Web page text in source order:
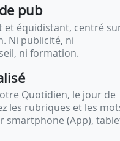
pub
et équidistant, centré
Ni publicité, ni
ni formation.
Quotidien, le jour de
les rubriques et les
smartphone (App),